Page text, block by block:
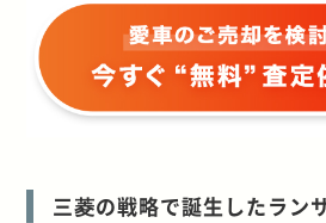
三菱の戦略で誕生したラン